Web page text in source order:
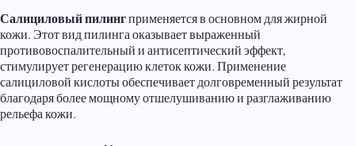
Салициловый пилингприменяется в основном для жирной
кожи. Этот вид пилинга оказывает выраженный
противовоспалительный и антисептический эффект,
стимулирует регенерацию клеток кожи. Применение
салициловой кислоты обеспечивает долговременный результат
благодаря более мощному отшелушиванию и разглаживанию
рельефа кожи.